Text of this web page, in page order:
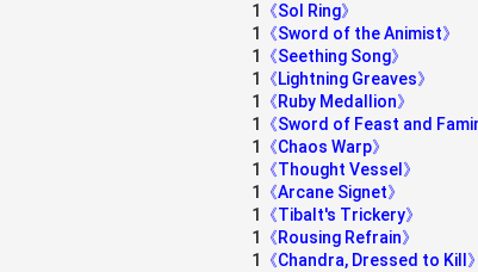
1
《Sol Ring》
1
《Sword of the Animist》
1
《Seething Song》
1
《Lightning Greaves》
1
《Ruby Medallion》
1
《Sword of Feast and
1
《Chaos Warp》
1
《Thought Vessel》
1
《Arcane Signet》
1
《Tibalt's Trickery》
1
《Rousing Refrain》
1
《Chandra, Dressed to Kill